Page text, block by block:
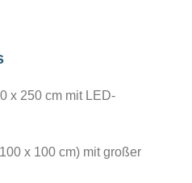
x 250 cm mit LED-
x 100 cm) mit großer